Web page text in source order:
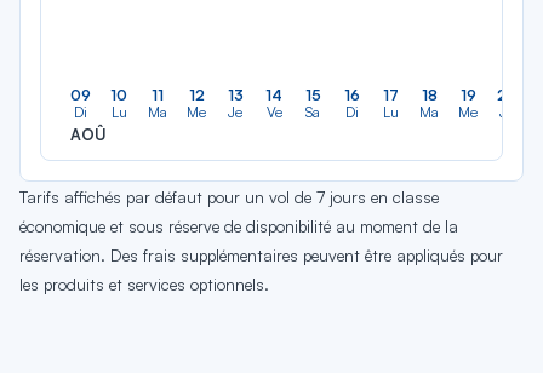
09
Di
AOÛ
10
Lu
11
Ma
12
Me
13
Je
14
Ve
15
Sa
16
Di
17
Lu
18
Ma
19
Me
20
Je
Tarifs affichés par défaut pour un vol de 7 jours en classe
économique et sous réserve de disponibilité au moment de la
réservation. Des frais supplémentaires peuvent être appliqués pour
les produits et services optionnels.